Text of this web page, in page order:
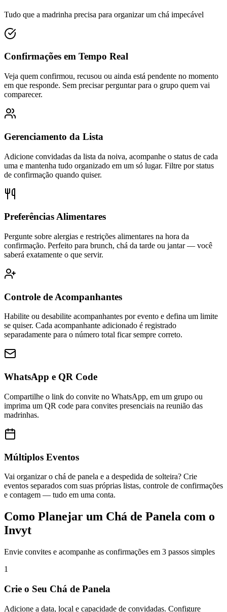
Tudo que a madrinha precisa para organizar um chá impecável
Confirmações em Tempo Real
Veja quem confirmou, recusou ou ainda está pendente no momento
em que responde. Sem precisar perguntar para o grupo quem vai
comparecer.
Gerenciamento da Lista
Adicione convidadas da lista da noiva, acompanhe o status de cada
uma e mantenha tudo organizado em um só lugar. Filtre por status
de confirmação quando quiser.
Preferências Alimentares
Pergunte sobre alergias e restrições alimentares na hora da
confirmação. Perfeito para brunch, chá da tarde ou jantar — você
saberá exatamente o que servir.
Controle de Acompanhantes
Habilite ou desabilite acompanhantes por evento e defina um limite
se quiser. Cada acompanhante adicionado é registrado
separadamente para o número total ficar sempre correto.
WhatsApp e QR Code
Compartilhe o link do convite no WhatsApp, em um grupo ou
imprima um QR code para convites presenciais na reunião das
madrinhas.
Múltiplos Eventos
Vai organizar o chá de panela e a despedida de solteira? Crie
eventos separados com suas próprias listas, controle de confirmações
e contagem — tudo em uma conta.
Como Planejar um Chá de Panela com o
Invyt
Envie convites e acompanhe as confirmações em 3 passos simples
1
Crie o Seu Chá de Panela
Adicione a data, local e capacidade de convidadas. Configure